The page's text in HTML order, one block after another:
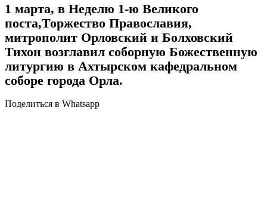
1 марта, в Неделю 1-ю Великого
поста,Торжество Православия,
митрополит Орловский и Болховский
Тихон возглавил соборную Божественную
литургию в Ахтырском кафедральном
соборе города Орла.
Поделиться в Whatsapp